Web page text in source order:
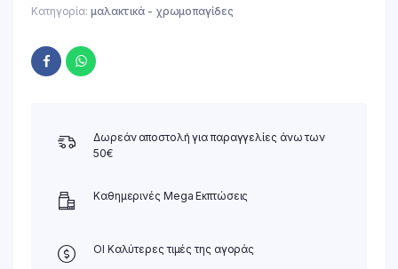
Κατηγορία: μαλακτικά - χρωμοπαγίδες
Δωρεάν αποστολή για παραγγελίες άνω των
50€
Καθημερινές Mega Εκπτώσεις
ΟΙ Καλύτερες τιμές της αγοράς